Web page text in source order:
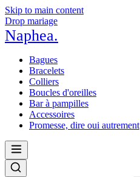
Skip to main content
Drop mariage
Naphea.
Bagues
Bracelets
Colliers
Boucles d'oreilles
Bar à pampilles
Accessoires
Promesse, dire oui autrement